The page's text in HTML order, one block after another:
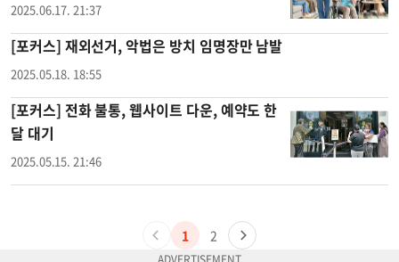
2025.06.17. 21:37
[포커스] 재외선거, 악법은 방치 임명장만 남발
2025.05.18. 18:55
[포커스] 전화 불통, 웹사이트 다운, 예약도 한
달 대기
2025.05.15. 21:46
1 2